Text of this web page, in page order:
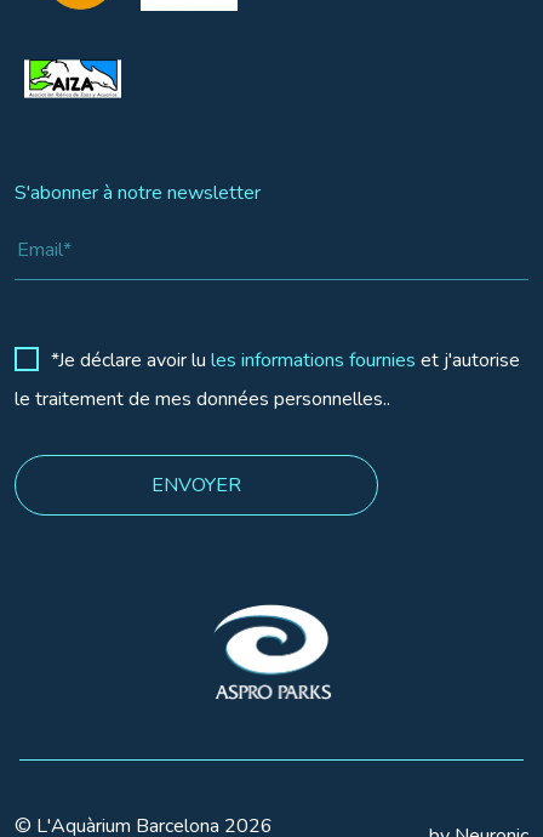
S'abonner à notre newsletter
*Je déclare avoir lu les informations fournies et j'autorise
le traitement de mes données personnelles..
© L'Aquàrium Barcelona 2026